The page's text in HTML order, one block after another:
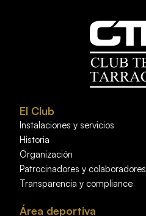
El Club
Instalaciones y servicios
Historia
Organización
Patrocinadores y colaboradores
Transparencia y compliance
Área deportiva